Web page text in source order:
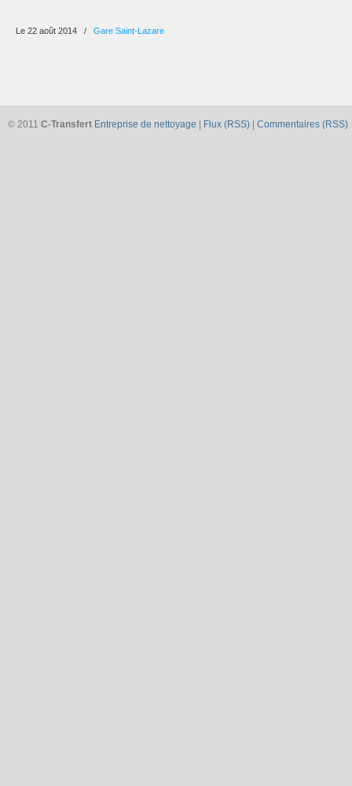
Le 22 août 2014 / Gare Saint-Lazare
© 2011 C-Transfert Entreprise de nettoyage Flux (RSS) Commentaires (RSS)